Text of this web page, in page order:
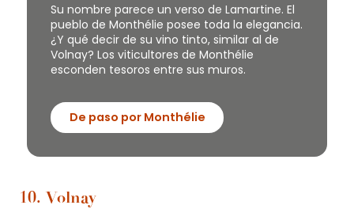
Su nombre parece un verso de Lamartine. El
pueblo de Monthélie posee toda la elegancia.
¿Y qué decir de su vino tinto, similar al de
Volnay? Los viticultores de Monthélie
esconden tesoros entre sus muros.
De paso por Monthélie
10. Volnay